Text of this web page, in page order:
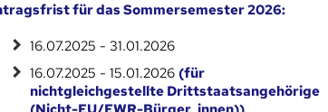
für das Sommersemester 2026:
16.07.2025 - 31.01.2026
16.07.2025 - 15.01.2026 (für
nichtgleichgestellte Drittstaatsangehörige